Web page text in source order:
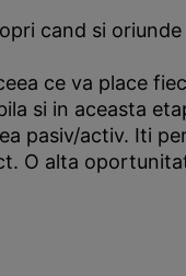
cand si
ce va place
si in aceasta
pasiv/activ. Iti
O alta